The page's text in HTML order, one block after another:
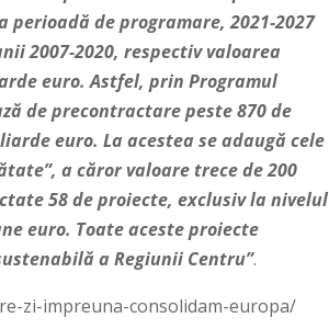
de programare, 2021-2027
2007-2020, respectiv valoarea
euro. Astfel, prin Programul
de precontractare peste 870 de
euro. La acestea se adaugă cele
a căror valoare trece de 200
58 de proiecte, exclusiv la nivelul
euro. Toate aceste proiecte
a Regiunii Centru”.
zi-impreuna-consolidam-europa/